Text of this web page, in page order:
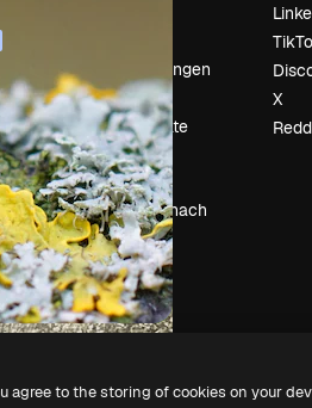
Veranstaltungen
Slidesgo
Deine Inhalte
verkaufen
Pressesaal
Suchst du nach
magnific.ai
X
agree to the storing of cookies on your